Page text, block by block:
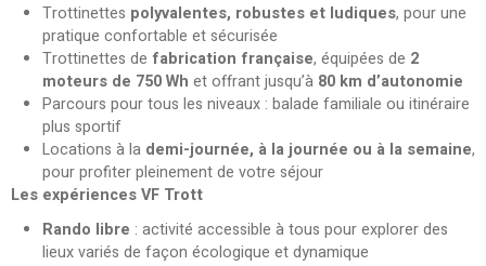
Trottinettes polyvalentes, robustes et ludiques, pour une
pratique confortable et sécurisée
Trottinettes de fabrication française, équipées de 2
moteurs de 750 Wh et offrant jusqu’à 80 km d’autonomie
Parcours pour tous les niveaux : balade familiale ou itinéraire
plus sportif
Locations à la demi-journée, à la journée ou à la semaine,
pour profiter pleinement de votre séjour
Les expériences VF Trott
Rando libre : activité accessible à tous pour explorer des
lieux variés de façon écologique et dynamique